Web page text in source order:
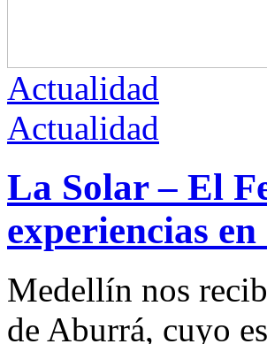
Actualidad
Actualidad
La Solar – El
experiencias
Medellín nos
de Aburrá, cuyo